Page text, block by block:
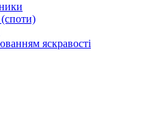
(споти)
яскравості